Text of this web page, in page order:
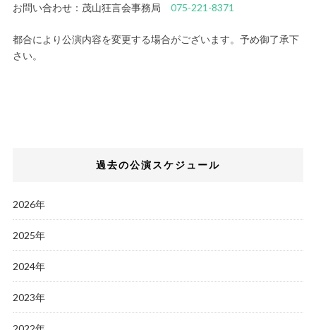
お問い合わせ：茂山狂言会事務局 075-221-8371
都合により公演内容を変更する場合がございます。予め御了承下
さい。
過去の公演スケジュール
2026年
2025年
2024年
2023年